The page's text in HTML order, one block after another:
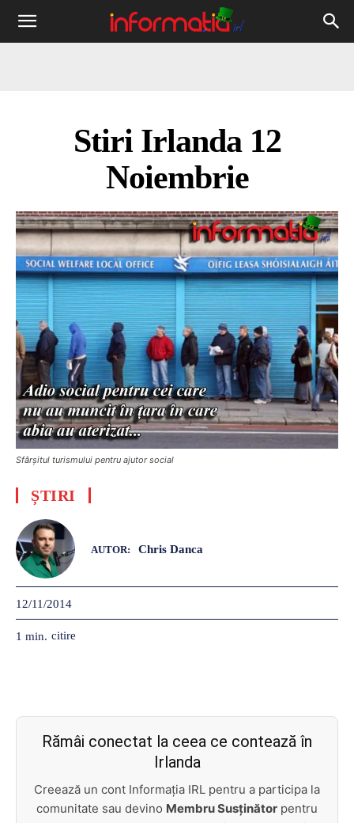
Informația
Stiri Irlanda 12
Noiembrie
Sfârșitul turismului pentru ajutor social
ȘTIRI
AUTOR: Chris Danca
12/11/2014
1 min. citire
Rămâi conectat la ceea ce contează în
Irlanda
Creează un cont Informația IRL pentru a participa la
comunitate sau devino Membru Susținător pentru